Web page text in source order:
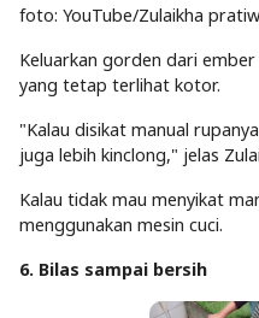
foto: YouTube/Zulaikha
Keluarkan gorden dari
yang tetap terlihat kotor.
"Kalau disikat manual
juga lebih kinclong," jelas
Kalau tidak mau menyikat
menggunakan mesin cuci.
6. Bilas sampai bersih